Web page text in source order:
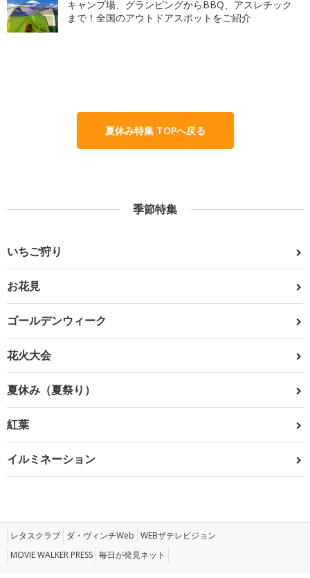
キャンプ場、グランピングからBBQ、アスレチック
まで！全国のアウトドアスポットをご紹介
夏休み特集 TOPへ戻る
季節特集
いちご狩り
お花見
ゴールデンウィーク
花火大会
夏休み（夏祭り）
紅葉
イルミネーション
レタスクラブ ダ・ヴィンチWeb WEBザテレビジョン
MOVIE WALKER PRESS 毎日が発見ネット